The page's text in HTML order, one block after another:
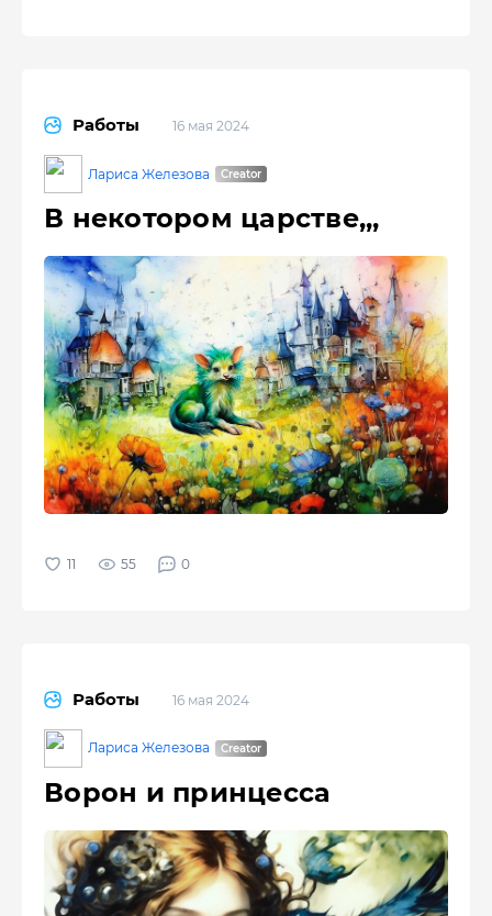
Работы 16 мая 2024
Лариса Железова
В некотором царстве,,,
55 0
Работы 16 мая 2024
Лариса Железова
Ворон и принцесса